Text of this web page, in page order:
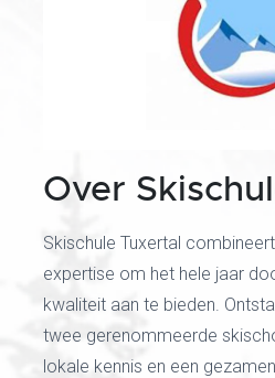
Over
Skischule Tuxertal
expertise om het hele jaar
kwaliteit aan te bieden.
twee gerenommeerde
lokale kennis en een